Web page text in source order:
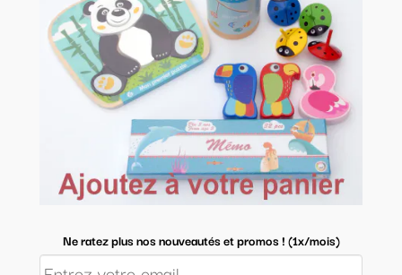
Ne ratez plus nos nouveautés et promos ! (1x/mois)